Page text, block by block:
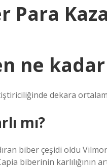
Para
ne
dekara
mı?
biber çeşidi oldu
biberinin